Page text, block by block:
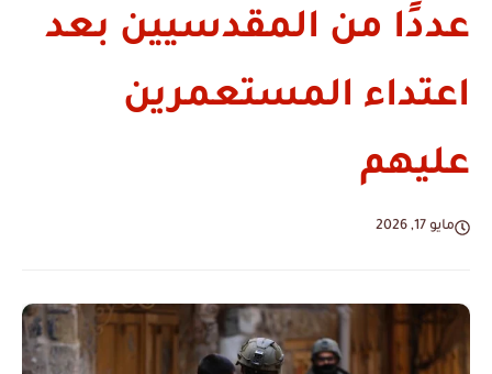
عددًا من المقدسيين بعد
اعتداء المستعمرين
عليهم
مايو 17, 2026